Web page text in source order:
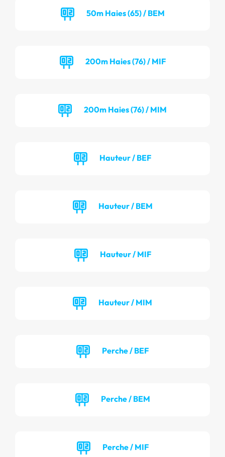
50m Haies (65) / BEM
200m Haies (76) / MIF
200m Haies (76) / MIM
Hauteur / BEF
Hauteur / BEM
Hauteur / MIF
Hauteur / MIM
Perche / BEF
Perche / BEM
Perche / MIF